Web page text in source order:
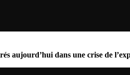
aujourd’hui dans une crise de